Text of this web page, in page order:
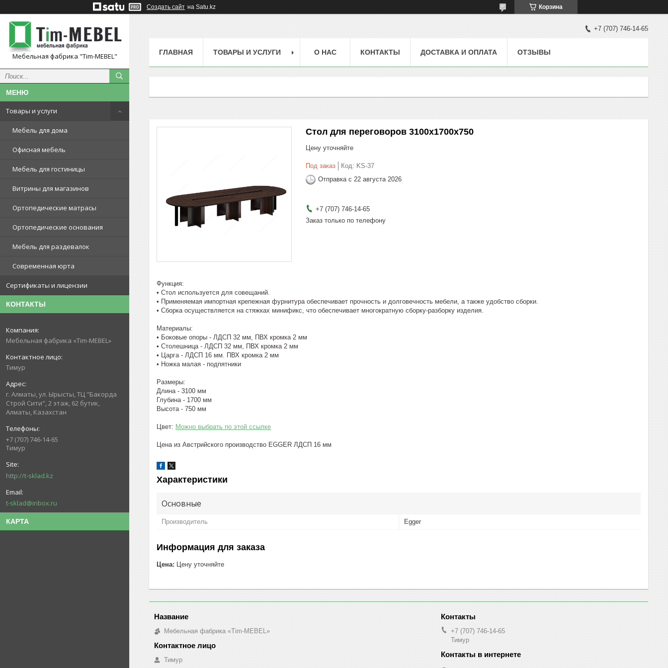
Создать сайт на Satu.kz Корзина
Мебельная фабрика "Tim-MEBEL"
Товары и услуги
Мебель для дома
Офисная мебель
Мебель для гостиницы
Витрины для магазинов
Ортопедические матрасы
Ортопедические основания
Мебель для раздевалок
Современная юрта
Сертификаты и лицензии
КОНТАКТЫ
Мебельная фабрика «Tim-MEBEL»
Тимур
г. Алматы, ул. Ырысты, ТЦ "Бакорда
Строй Сити", 2 этаж, 62 бутик,
Алматы, Казахстан
+7 (707) 746-14-65
Тимур
http://t-sklad.kz
t-sklad@inbox.ru
КАРТА
+7 (707) 746-14-65
ГЛАВНАЯ ТОВАРЫ И УСЛУГИ О НАС КОНТАКТЫ ДОСТАВКА И ОПЛАТА ОТЗЫВЫ
Стол для переговоров 3100х1700х750
Цену уточняйте
Под заказ Код: KS-37
Отправка с 22 августа 2026
+7 (707) 746-14-65
Заказ только по телефону
Функция:
• Стол используется для совещаний.
• Применяемая импортная крепежная фурнитура обеспечивает прочность и долговечность мебели, а также удобство сборки.
• Сборка осуществляется на стяжках минификс, что обеспечивает многократную сборку-разборку изделия.
Материалы:
• Боковые опоры - ЛДСП 32 мм, ПВХ кромка 2 мм
• Столешница - ЛДСП 32 мм, ПВХ кромка 2 мм
• Царга - ЛДСП 16 мм. ПВХ кромка 2 мм
• Ножка малая - подпятники
Размеры:
Длина - 3100 мм
Глубина - 1700 мм
Высота - 750 мм
Цвет: Можно выбрать по этой ссылке
Цена из Австрийского производство EGGER ЛДСП 16 мм
Характеристики
Основные
Производитель Egger
Информация для заказа
Цена: Цену уточняйте
Мебельная фабрика «Tim-MEBEL»
Тимур
+7 (707) 746-14-65
Тимур